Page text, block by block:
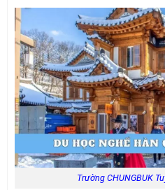
Trường CHUNGBUK